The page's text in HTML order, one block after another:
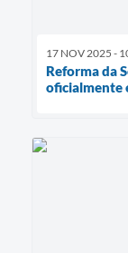
17 NOV 2025 -
Reforma da
oficialmente